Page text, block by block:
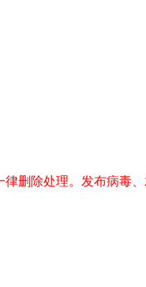
删除处理。发布病毒